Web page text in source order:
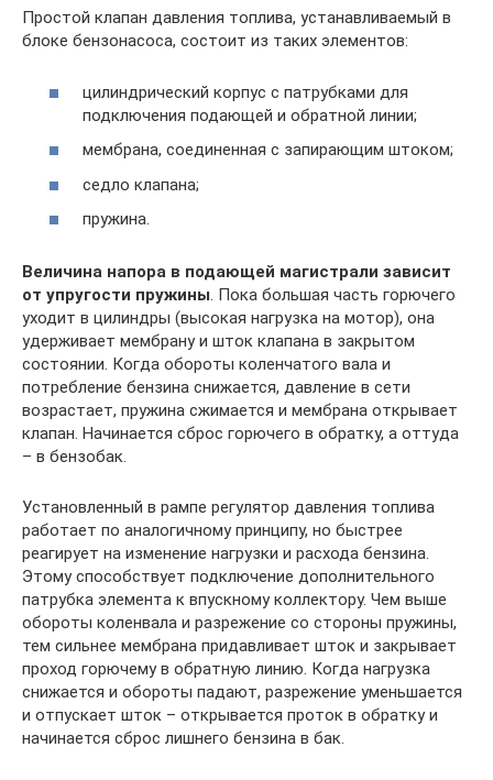
Простой клапан давления топлива, устанавливаемый в
блоке бензонасоса, состоит из таких элементов:
цилиндрический корпус с патрубками для
подключения подающей и обратной линии;
мембрана, соединенная с запирающим штоком;
седло клапана;
пружина.
Величина напора в подающей магистрали зависит
от упругости пружины. Пока большая часть горючего
уходит в цилиндры (высокая нагрузка на мотор), она
удерживает мембрану и шток клапана в закрытом
состоянии. Когда обороты коленчатого вала и
потребление бензина снижается, давление в сети
возрастает, пружина сжимается и мембрана открывает
клапан. Начинается сброс горючего в обратку, а оттуда
– в бензобак.
Установленный в рампе регулятор давления топлива
работает по аналогичному принципу, но быстрее
реагирует на изменение нагрузки и расхода бензина.
Этому способствует подключение дополнительного
патрубка элемента к впускному коллектору. Чем выше
обороты коленвала и разрежение со стороны пружины,
тем сильнее мембрана придавливает шток и закрывает
проход горючему в обратную линию. Когда нагрузка
снижается и обороты падают, разрежение уменьшается
и отпускает шток – открывается проток в обратку и
начинается сброс лишнего бензина в бак.